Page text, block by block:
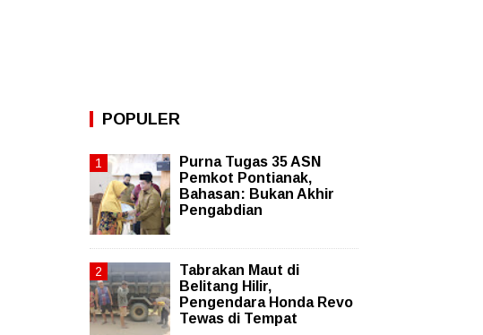
POPULER
Purna Tugas 35 ASN
Pemkot Pontianak,
Bahasan: Bukan Akhir
Pengabdian
Tabrakan Maut di
Belitang Hilir,
Pengendara Honda Revo
Tewas di Tempat